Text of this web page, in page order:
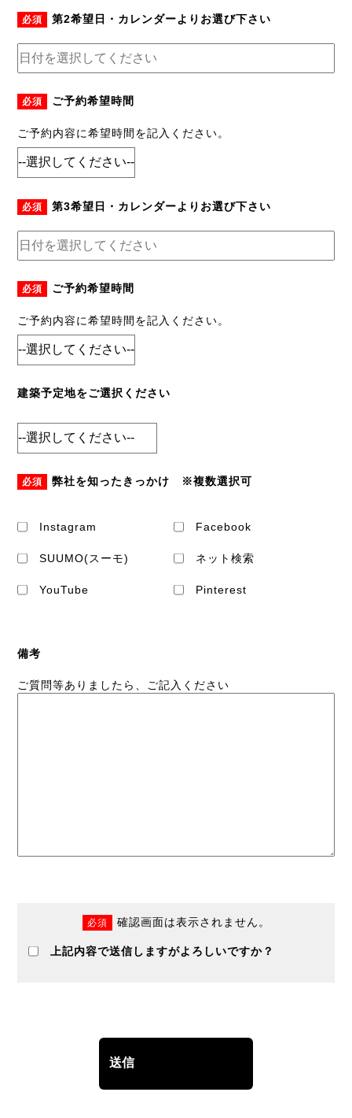
必須 第2希望日・カレンダーよりお選び下さい
必須 ご予約希望時間
ご予約内容に希望時間を記入ください。
必須 第3希望日・カレンダーよりお選び下さい
必須 ご予約希望時間
ご予約内容に希望時間を記入ください。
建築予定地をご選択ください
必須 弊社を知ったきっかけ ※複数選択可
Instagram Facebook
SUUMO(スーモ) ネット検索
YouTube Pinterest
備考
ご質問等ありましたら、ご記入ください
必須 確認画面は表示されません。
上記内容で送信しますがよろしいですか？